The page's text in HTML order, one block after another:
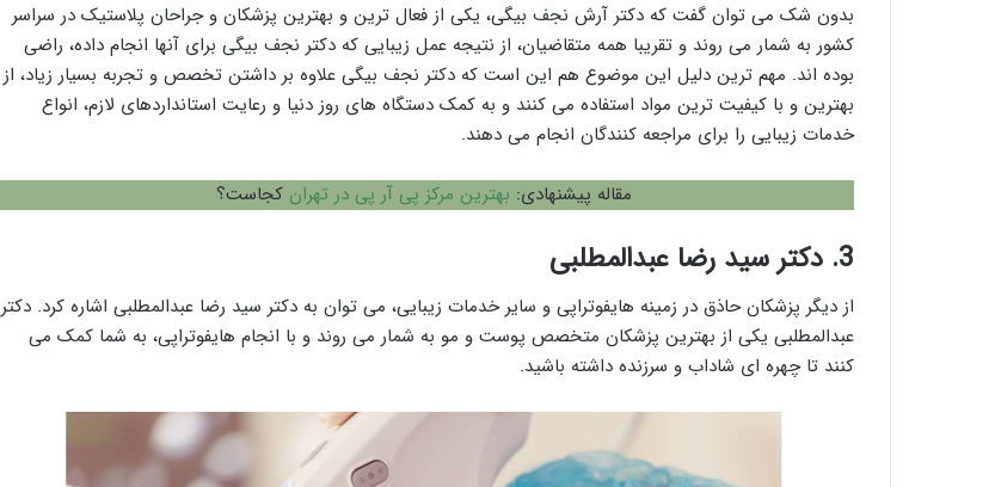
بدون شک می توان گفت که دکتر آرش نجف بیگی، یکی از فعال ترین و بهترین پزشکان و جراحان پلاستیک در سراسر
کشور به شمار می روند و تقریبا همه متقاضیان، از نتیجه عمل زیبایی که دکتر نجف بیگی برای آنها انجام داده، راضی
بوده اند. مهم ترین دلیل این موضوع هم این است که دکتر نجف بیگی علاوه بر داشتن تخصص و تجربه بسیار زیاد، از
بهترین و با کیفیت ترین مواد استفاده می کنند و به کمک دستگاه های روز دنیا و رعایت استانداردهای لازم، انواع
خدمات زیبایی را برای مراجعه کنندگان انجام می دهند.
مقاله پیشنهادی: بهترین مرکز پی آر پی در تهران کجاست؟
3. دکتر سید رضا عبدالمطلبی
از دیگر پزشکان حاذق در زمینه هایفوتراپی و سایر خدمات زیبایی، می توان به دکتر سید رضا عبدالمطلبی اشاره کرد. دکتر
عبدالمطلبی یکی از بهترین پزشکان متخصص پوست و مو به شمار می روند و با انجام هایفوتراپی، به شما کمک می
کنند تا چهره ای شاداب و سرزنده داشته باشید.